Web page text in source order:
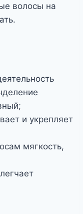
волосы на
и укрепляет
мягкость,